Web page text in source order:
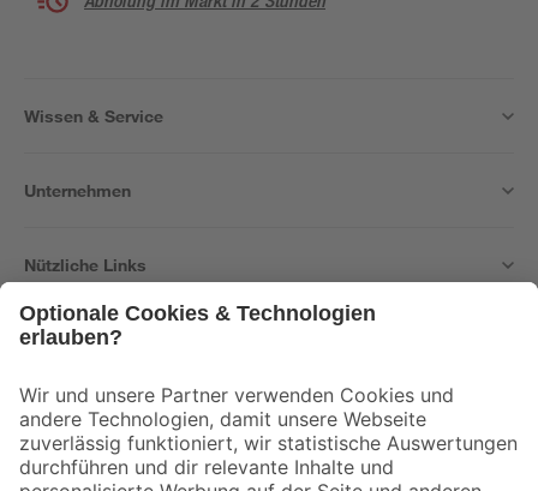
Wissen & Service
Unternehmen
Nützliche Links
Der toom Newsletter: Keine Angebote und Aktionen mehr verpassen!
Zur Newsletter Anmeldung